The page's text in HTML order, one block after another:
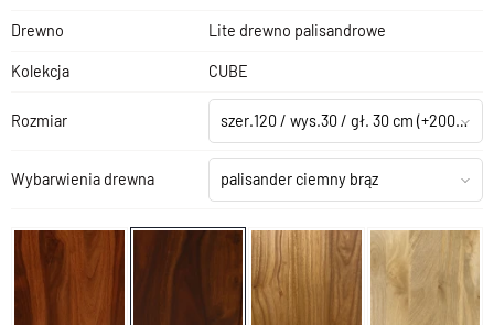
Drewno Lite drewno palisandrowe
Kolekcja CUBE
Rozmiar szer.120 / wys.30 / gł. 30 cm (+200,00 zł)
Wybarwienia drewna palisander ciemny brąz